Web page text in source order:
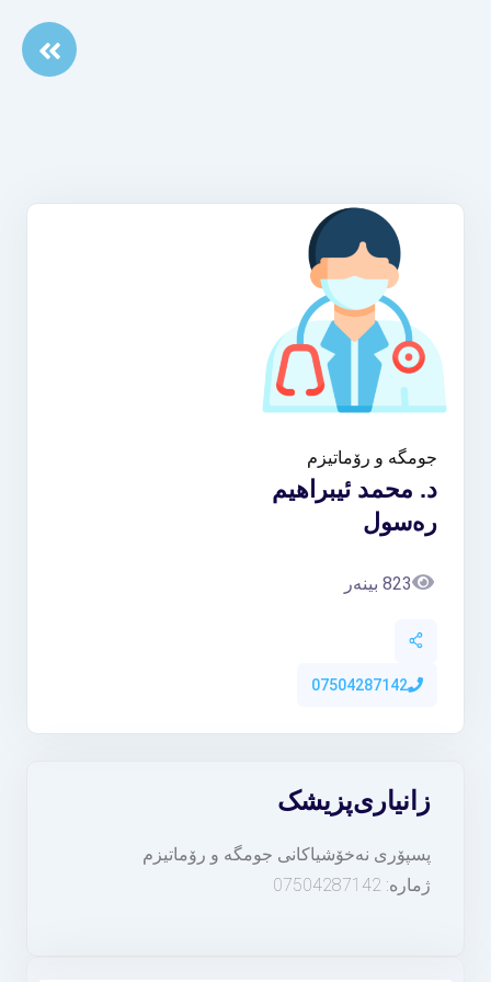
جومگە و رۆماتیزم
د. محمد ئیبراهیم
رەسول
823 بینەر
07504287142
پزیشکزانیاری
پسپۆری نەخۆشیاکانی جومگە و رۆماتیزم
ژمارە: 07504287142